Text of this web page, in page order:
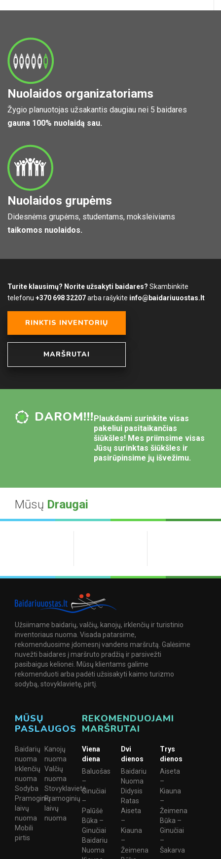
Nuolaidos organizatoriams
Žygio planuotojas užsakantis daugiau nei 5 baidares
gauna 100% nuolaidą sau.
Nuolaidos grupėms
Didesnėms grupėms, studentams, moksleiviams
taikomos nuolaidos.
Turite klausimų? Norite užsakyti baidares? Skambinkite
telefonu +370 698 32207arba rašykite info@baidariuuostas.lt
RINKTIS INVENTORIŲ
MARŠRUTAI
DAROM!!!Plaukdami surinkite visas
pakeliui pasitaikančias
šiūkšles! Mes priimsime visas
Jūsų surinktas šiūkšles ir
pasirūpinsime jų išvežimu.
Mūsų Draugai
Užsiimame baidarių, valčių, kanojų, irklenčių ir turistinio
inventoriaus nuoma. Visada patarsime,
rekomenduosime įdomesnį vandens maršrutą. Galėsime
nuvežti baidares į maršruto pradžią ir parsivežti
pasibaigus kelionei. Mūsų klientams galime
rekomenduoti arba padėti užsisakyti kaimo turizmo
sodybą, stovyklavietę, pirtį.
MŪSŲ
PASLAUGOS
Baidarių
nuoma
Kanojų
nuoma
Irklenčių
nuoma
Valčių
nuoma
Sodyba
Stovyklavietė
Pramoginių
laivų
nuoma
Pramoginių
laivų
nuoma
Mobili
pirtis
REKOMENDUOJAMI
MARŠRUTAI
Viena
diena
Baluošas
–
Ginučiai
–
Palūšė
Būka –
Ginučiai
Baidariu
Nuoma
Dvi
dienos
Baidariu
Nuoma
Didysis
Ratas
Aiseta
–
Kiauna
–
Žeimena
Trys
dienos
Aiseta
–
Kiauna
–
Žeimena
Būka –
Ginučiai
–
Šakarva